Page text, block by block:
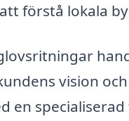
förstå lokala
vision
en